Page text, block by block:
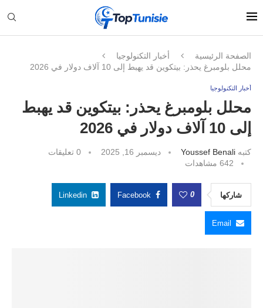
الصفحة الرئيسية
أخبار التكنولوجيا
محلل بلومبرغ يحذر: بيتكوين قد يهبط إلى 10 آلاف دولار في 2026
أخبار التكنولوجيا
محلل بلومبرغ يحذر: بيتكوين قد يهبط
إلى 10 آلاف دولار في 2026
كتبه Youssef Benali ديسمبر 16, 2025
0 تعليقات
642 مشاهدات
شاركها 0
Facebook
Linkedin
Email